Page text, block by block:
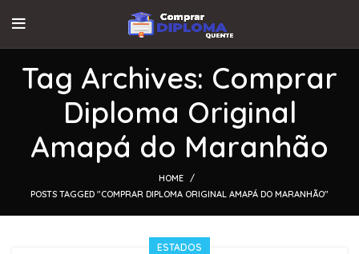
Tag Archives: Comprar
Diploma Original
Amapá do Maranhão
HOME
POSTS TAGGED "COMPRAR DIPLOMA ORIGINAL AMAPÁ DO MARANHÃO"
ESTADOS